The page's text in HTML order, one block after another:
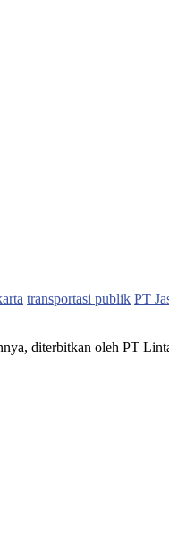
transportasi publik PT
diterbitkan oleh PT